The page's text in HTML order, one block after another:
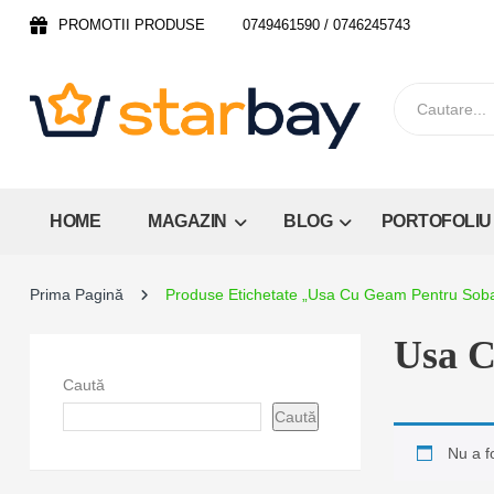
PROMOTII PRODUSE 0749461590 / 0746245743
HOME MAGAZIN BLOG PORTOFOLIU
Prima Pagină Produse Etichetate „usa Cu Geam Pentru
Caută
Caută
Usa
Nu a